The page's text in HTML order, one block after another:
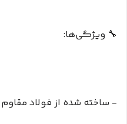
🔧 ویژگی‌ها:
- ساخته شده از فولاد مقاوم